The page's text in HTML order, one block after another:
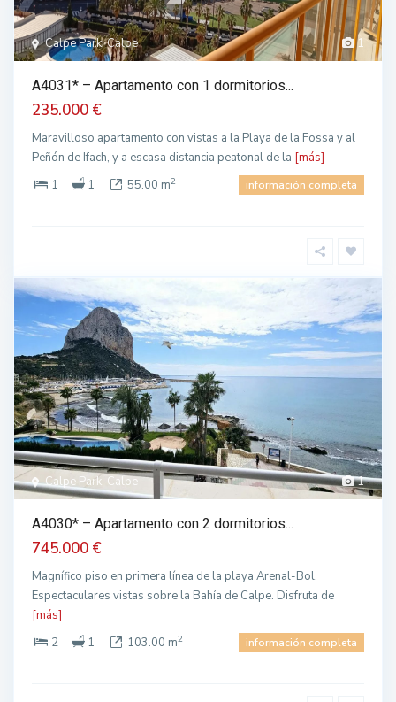
1
Calpe Park, Calpe
A4031* – Apartamento con 1 dormitorios...
235.000 €
Maravilloso apartamento con vistas a la Playa de la Fossa y al
Peñón de Ifach, y a escasa distancia peatonal de la [más]
1
1 55.00 m2 información completa
1
Calpe Park, Calpe
A4030* – Apartamento con 2 dormitorios...
745.000 €
Magnífico piso en primera línea de la playa Arenal-Bol.
Espectaculares vistas sobre la Bahía de Calpe. Disfruta de
[más]
2
1 103.00 m2 información completa